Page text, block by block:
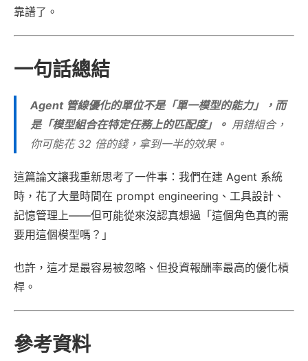
靠譜了。
一句話總結
Agent 管線優化的單位不是「單一模型的能力」，而
是「模型組合在特定任務上的匹配度」。 用錯組合，
你可能花 32 倍的錢，拿到一半的效果。
這篇論文讓我重新思考了一件事：我們在建 Agent 系統
時，花了大量時間在 prompt engineering、工具設計、
記憶管理上——但可能從來沒認真想過「這個角色真的需
要用這個模型嗎？」
也許，這才是最容易被忽略、但投資報酬率最高的優化槓
桿。
參考資料